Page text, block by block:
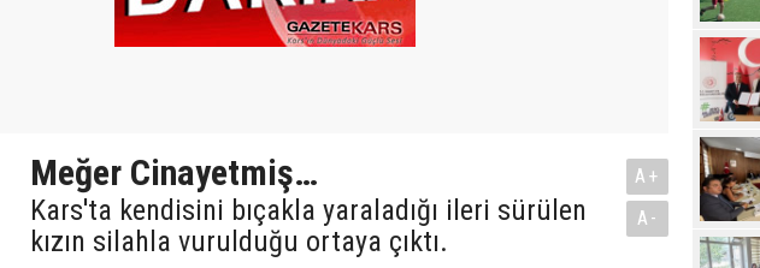
Meğer Cinayetmiş…
Kars'ta kendisini bıçakla yaraladığı ileri sürülen
kızın silahla vurulduğu ortaya çıktı.
A+
A-
Projesi"